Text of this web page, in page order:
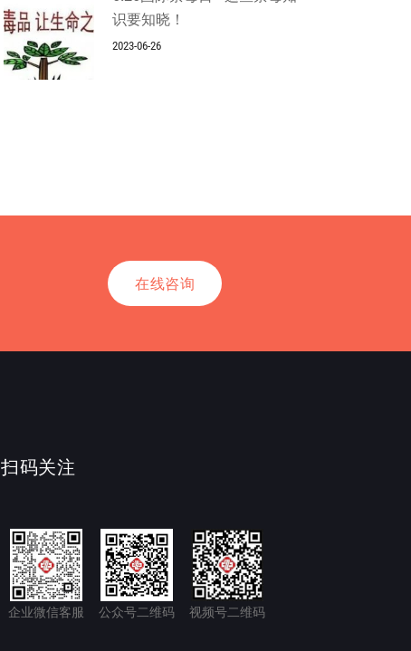
识要知晓！
2023-06-26
在线咨询
扫码关注
企业微信客服 公众号二维码 视频号二维码